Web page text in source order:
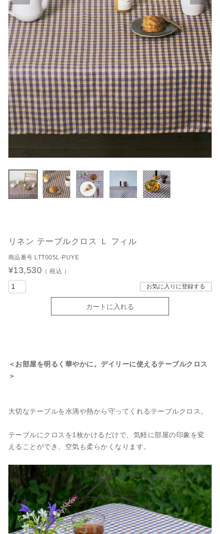
リネン テーブルクロス Ｌ フィル
商品番号 LTT005L-PUYE
¥13,530 税込
お気に入りに登録する
カートに入れる
＜お部屋を明るく華やかに。デイリーに使えるテーブルクロス
＞
大切なテーブルを水滴や熱から守ってくれるテーブルクロス。
テーブルにクロスを1枚かけるだけで、気軽に部屋の印象を変
えることができ、空気も柔らかくなります。